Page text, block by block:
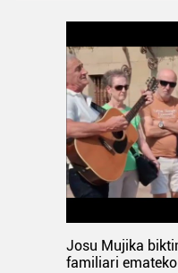
Josu Mujika
familiari